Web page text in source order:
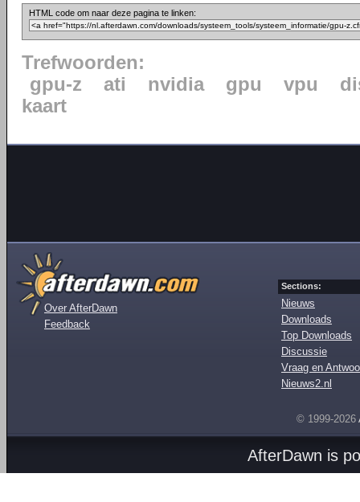
HTML code om naar deze pagina te linken:
Trefwoorden:
gpu-z
ati nvidia gpu vpu
kaart
Over AfterDawn
Feedback
Sections:
Nieuws
Downloads
Top Downloads
Discussie
Vraag en
Nieuws2.nl
© 1999-2026
AfterDawn is